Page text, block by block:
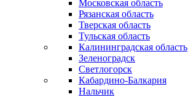
Московская область
Рязанская область
Тверская область
Тульская область
Калининградская область
Зеленоградск
Светлогорск
Кабардино-Балкария
Нальчик